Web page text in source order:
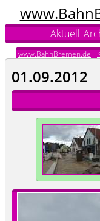
Aktuell
www.BahnBremen.de -
01.09.2012